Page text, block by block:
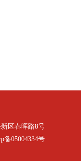
区春晖路8号
05004334号